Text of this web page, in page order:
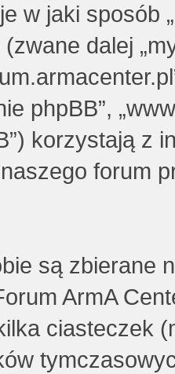
w jaki sposób
dalej
phpBB”,
korzystają z
forum
są zbierane
ArmA
ciasteczek